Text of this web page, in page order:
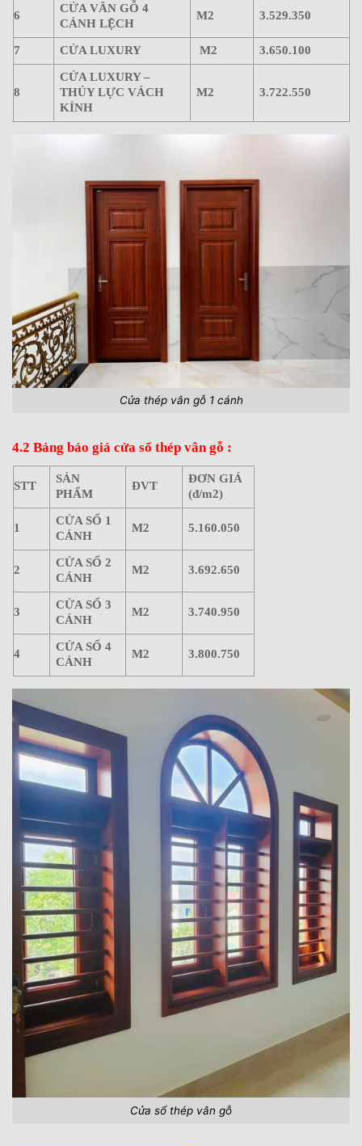
6
CỬA VÂN GỖ 4
CÁNH LỆCH
M2 3.529.350
7 CỬA LUXURY M2 3.650.100
8
CỬA LUXURY –
THỦY LỰC VÁCH
KÍNH
M2 3.722.550
Cửa thép vân gỗ 1 cánh
4.2 Bảng báo giá cửa sổ thép vân gỗ :
STT
SẢN
PHẨM
ĐVT
ĐƠN GIÁ
(đ/m2)
1
CỬA SỔ 1
CÁNH
M2 5.160.050
2
CỬA SỔ 2
CÁNH
M2 3.692.650
3
CỬA SỔ 3
CÁNH
M2 3.740.950
4
CỬA SỔ 4
CÁNH
M2 3.800.750
Cửa sổ thép vân gỗ